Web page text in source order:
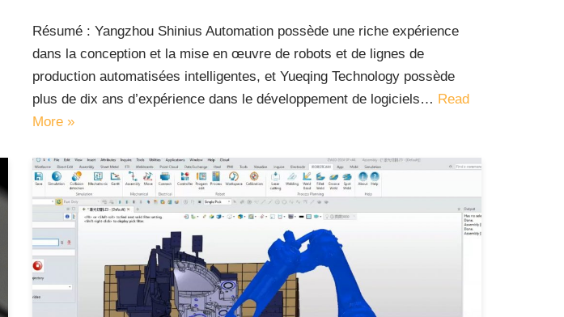
Résumé : Yangzhou Shinius Automation possède une riche expérience
dans la conception et la mise en œuvre de robots et de lignes de
production automatisées intelligentes, et Yueqing Technology possède
plus de dix ans d’expérience dans le développement de logiciels… Read
More »